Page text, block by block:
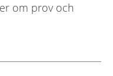
om prov och